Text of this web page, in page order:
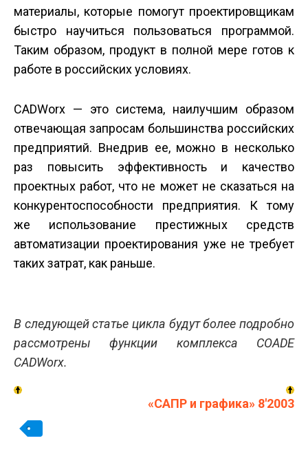
материалы, которые помогут проектировщикам
быстро научиться пользоваться программой.
Таким образом, продукт в полной мере готов к
работе в российских условиях.
CADWorx — это система, наилучшим образом
отвечающая запросам большинства российских
предприятий. Внедрив ее, можно в несколько
раз повысить эффективность и качество
проектных работ, что не может не сказаться на
конкурентоспособности предприятия. К тому
же использование престижных средств
автоматизации проектирования уже не требует
таких затрат, как раньше.
В следующей статье цикла будут более подробно
рассмотрены функции комплекса COADE
CADWorx.
«САПР и графика» 8'2003